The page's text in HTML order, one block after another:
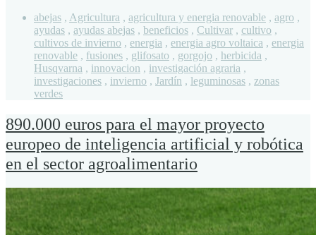
abejas , Agricultura , agricultura y energia renovable , agro ,
ayudas , ayudas abejas , beneficios , Cultivar , cultivo ,
cultivos de invierno , energia , energia agro voltaica , energia
renovable , fusiones , glifosato , gorgojo , herbicida ,
Husqvarna , innovacion , investigación agraria ,
investigaciones , invierno , Jardín , leguminosas , zonas
verdes
890.000 euros para el mayor proyecto
europeo de inteligencia artificial y robótica
en el sector agroalimentario